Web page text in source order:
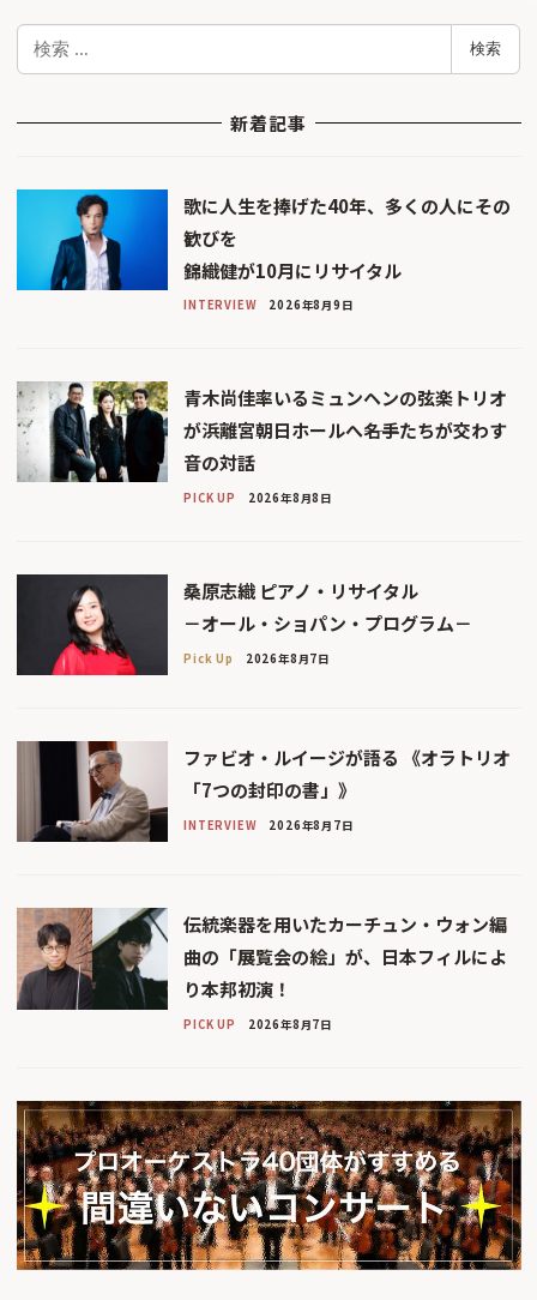
検
検索
新着記事
歌に人生を捧げた40年、多くの人にその
歓びを
錦織健が10月にリサイタル
INTERVIEW 2026年8月9日
青木尚佳率いるミュンヘンの弦楽トリオ
が浜離宮朝日ホールへ――名手たちが交わす
音の対話
PICK UP 2026年8月8日
桑原志織 ピアノ・リサイタル
－オール・ショパン・プログラム－
Pick Up 2026年8月7日
ファビオ・ルイージが語る 《オラトリオ
「7つの封印の書」》
INTERVIEW 2026年8月7日
伝統楽器を用いたカーチュン・ウォン編
曲の「展覧会の絵」が、日本フィルによ
り本邦初演！
PICK UP 2026年8月7日